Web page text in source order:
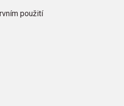
použití